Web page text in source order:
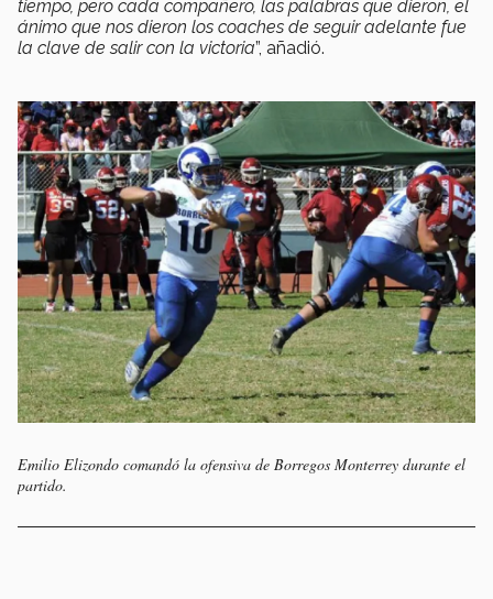
tiempo, pero cada compañero, las palabras que dieron, el
ánimo que nos dieron los coaches de seguir adelante fue
la clave de salir con la victoria”, añadió.
Emilio Elizondo comandó la ofensiva de Borregos Monterrey durante el
partido.